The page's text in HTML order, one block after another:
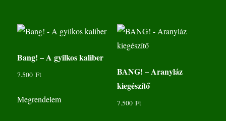
Bang! – A gyilkos kaliber
7.500Ft
Megrendelem
BANG! – Aranyláz
kiegészítő
7.500 Ft